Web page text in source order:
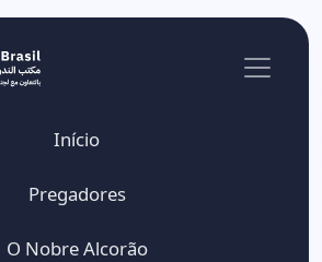
Início
Pregadores
O Nobre Alcorão